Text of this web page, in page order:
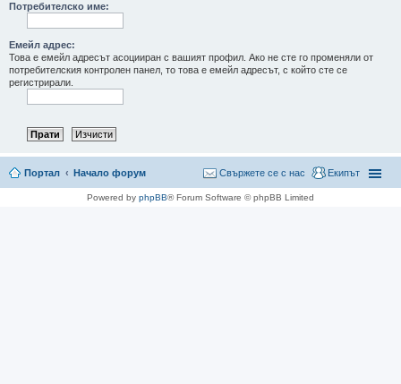
Потребителско име:
Емейл адрес:
Това е емейл адресът асоцииран с вашият профил. Ако не сте го променяли от
потребителския контролен панел, то това е емейл адресът, с който сте се
регистрирали.
Портал Начало форум Екипът
Свържете се с нас
Powered by phpBB® Forum Software © phpBB Limited